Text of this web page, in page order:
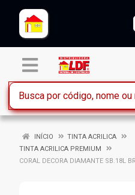
INÍCIO
TINTA ACRILICA
TINTA ACRILICA PREMIUM
CORAL DECORA DIAMANTE SB.18L